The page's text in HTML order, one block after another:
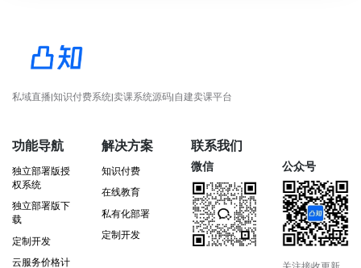
私域直播|知识付费系统|卖课系统源码|自建卖课平台
功能导航
独立部署版授
权系统
独立部署版下
载
定制开发
云服务价格计
解决方案
知识付费
在线教育
私有化部署
定制开发
联系我们
微信 公众号